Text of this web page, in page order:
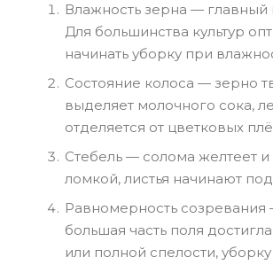
Влажность зерна — главный
Для большинства культур
начинать уборку при
Состояние колоса — зерно
выделяет молочного сока,
отделяется от цветковых
Стебель — солома желтеет и
ломкой, листья начинают
Равномерность созревания
большая часть поля
или полной спелости,